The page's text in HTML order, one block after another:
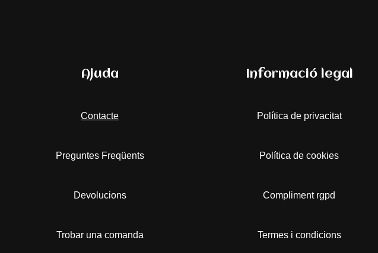
Ajuda
Contacte
Preguntes Freqüents
Devolucions
Trobar una comanda
Informació legal
Política de privacitat
Política de cookies
Compliment rgpd
Termes i condicions